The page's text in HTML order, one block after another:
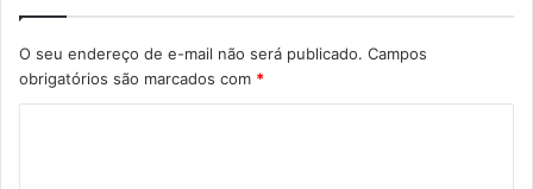
O seu endereço de e-mail não será publicado. Campos
obrigatórios são marcados com *